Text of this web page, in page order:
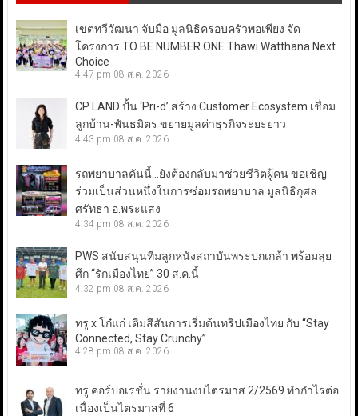
เขตทวีวัฒนา จับมือ มูลนิธิครอบครัวพอเพียง จัด
โครงการ TO BE NUMBER ONE Thawi Watthana Next
Choice
4:47 pm 08 ส.ค. 2026
CP LAND ปั้น ‘Pri-d’ สร้าง Customer Ecosystem เชื่อม
ลูกบ้าน-พันธมิตร ขยายมูลค่าธุรกิจระยะยาว
4:43 pm 08 ส.ค. 2026
รถพยาบาลคันนี้…ยังต้องกลับมาช่วยชีวิตผู้คน ขอเชิญ
ร่วมเป็นส่วนหนึ่งในการซ่อมรถพยาบาล มูลนิธิกุศล
ศรัทธา อ.พระแสง
4:34 pm 08 ส.ค. 2026
PWS สนับสนุนทีมลูกหนังสถาบันพระปกเกล้า พร้อมลุย
ศึก “รักเมืองไทย” 30 ส.ค.นี้
4:32 pm 08 ส.ค. 2026
ทรู x โก๋แก่ เติมสีสันการเริ่มต้นทริปเมืองไทย กับ “Stay
Connected, Stay Crunchy”
4:28 pm 08 ส.ค. 2026
ทรู คอร์ปอเรชั่น รายงานงบไตรมาส 2/2569 ทำกำไรต่อ
เนื่องเป็นไตรมาสที่ 6